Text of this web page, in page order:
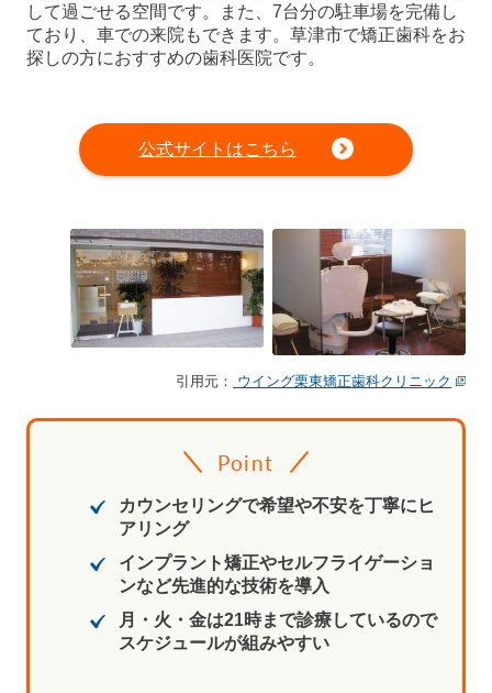
して過ごせる空間です。また、7台分の駐車場を完備し
ており、車での来院もできます。草津市で矯正歯科をお
探しの方におすすめの歯科医院です。
公式サイトはこちら
引用元： ウイング栗東矯正歯科クリニック
Point
カウンセリングで希望や不安を丁寧にヒ
アリング
インプラント矯正やセルフライゲーショ
ンなど先進的な技術を導入
月・火・金は21時まで診療しているので
スケジュールが組みやすい